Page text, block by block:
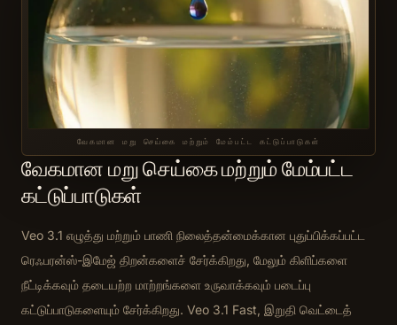
வேகமான மறு செய்கை மற்றும் மேம்பட்ட கட்டுப்பாடுகள்
வேகமான மறு செய்கை மற்றும் மேம்பட்ட
கட்டுப்பாடுகள்
Veo 3.1 எழுத்து மற்றும் பாணி நிலைத்தன்மைக்கான புதுப்பிக்கப்பட்ட
ரெஃபரன்ஸ்-இமேஜ் திறன்களைச் சேர்க்கிறது, மேலும் கிளிப்களை
நீட்டிக்கவும் தடையற்ற மாற்றங்களை உருவாக்கவும் படைப்பு
கட்டுப்பாடுகளையும் சேர்க்கிறது. Veo 3.1 Fast, இறுதி வெட்டைத்